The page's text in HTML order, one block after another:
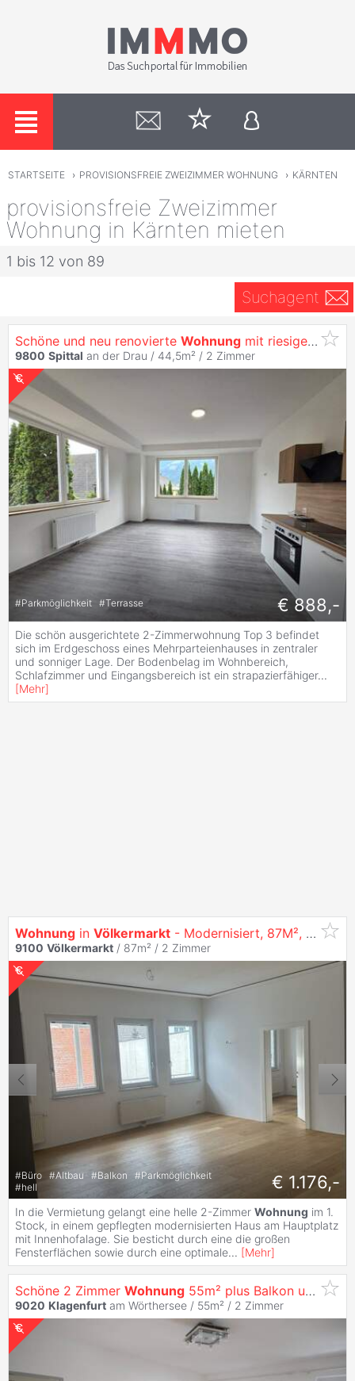
STARTSEITE › PROVISIONSFREIE ZWEIZIMMER WOHNUNG › KÄRNTEN
provisionsfreie Zweizimmer
Wohnung in Kärnten mieten
1 bis 12 von 89
Suchagent
Schöne und neu renovierte Wohnung mit riesiger 115m² Terrasse und Parkplatz in
9800 Spittal an der Drau / 44,5m² / 2 Zimmer
#Parkmöglichkeit #Terrasse € 888,-
Die schön ausgerichtete 2-Zimmerwohnung Top 3 befindet
sich im Erdgeschoss eines Mehrparteienhauses in zentraler
und sonniger Lage. Der Bodenbelag im Wohnbereich,
Schlafzimmer und Eingangsbereich ist ein strapazierfähiger...
[Mehr]
Wohnung in Völkermarkt - Modernisiert, 87M², Balkon & Stellplatz Inklusive!
9100 Völkermarkt / 87m² / 2 Zimmer
#Büro #Altbau #Balkon #Parkmöglichkeit
#hell € 1.176,-
In die Vermietung gelangt eine helle 2-Zimmer Wohnung im 1.
Stock, in einem gepflegten modernisierten Haus am Hauptplatz
mit Innenhofalage. Sie besticht durch eine die großen
Fensterflächen sowie durch eine optimale... [Mehr]
Schöne 2 Zimmer Wohnung 55m² plus Balkon und Parkplatz in Tessendorf
9020 Klagenfurt am Wörthersee / 55m² / 2 Zimmer